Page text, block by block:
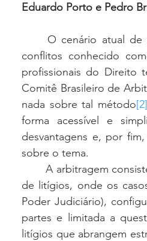
Eduardo Porto e Pedro
conflitos conhecido
profissionais do Direito
Comitê Brasileiro de
nada sobre tal método[2]
forma acessível e
desvantagens e, por
sobre o tema.
	A arbitragem consiste em método alternativo ao modelo usual adotado para resolução
de litígios, onde os
Poder Judiciário),
partes e limitada a
litígios que abrangem